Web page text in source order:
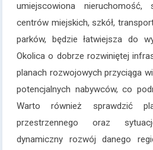
umiejscowiona
centrów miejskich, szkół,
parków, będzie łatwiejsza do
Okolica o dobrze rozwiniętej
planach rozwojowych przyciąga
potencjalnych nabywców, co
Warto również sprawdzić
przestrzennego oraz
dynamiczny rozwój danego